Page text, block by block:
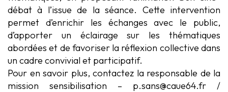
débat à l’issue de la séance. Cette intervention
permet d’enrichir les échanges avec le public,
d’apporter un éclairage sur les thématiques
abordées et de favoriser la réflexion collective dans
un cadre convivial et participatif.
Pour en savoir plus, contactez la responsable de la
mission sensibilisation – p.sans@caue64.fr /